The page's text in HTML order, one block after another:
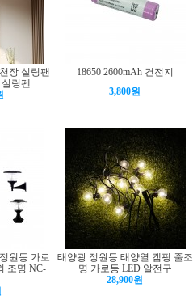
장 실링팬
링펜
18650 2600mAh 건전지
3,800원
원등 가로
조명 NC-
태양광 정원등 태양열 캠핑 줄조
명 가로등 LED 알전구
28,900원